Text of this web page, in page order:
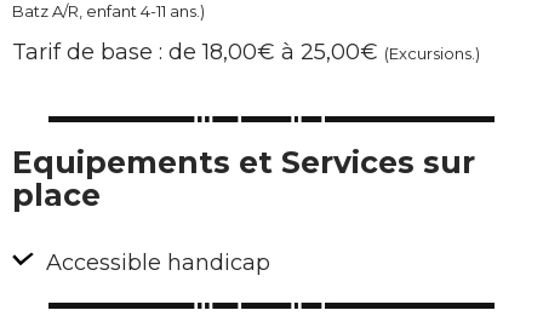
Batz A/R, enfant 4-11 ans.)
Tarif de base : de 18,00€ à 25,00€ (Excursions.)
Equipements et Services sur
place
Accessible handicap